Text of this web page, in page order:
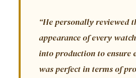
“He personally reviewed
appearance of every
into production to ensure
was perfect in terms of